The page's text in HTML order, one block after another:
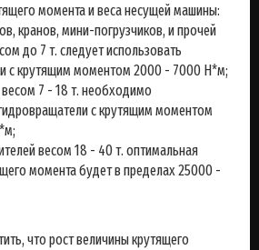
момента и веса несущей машины:
кранов, мини-погрузчиков, и прочей
до 7 т. следует использовать
с крутящим моментом 2000 - 7000 Н*м;
весом 7 - 18 т. необходимо
с крутящим моментом
весом 18 - 40 т. оптимальная
момента будет в пределах 25000 -
что рост величины крутящего